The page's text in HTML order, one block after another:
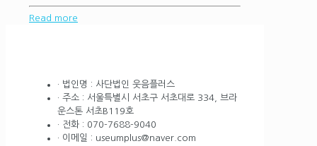
Read more
· 법인명 : 사단법인 웃음플러스
· 주소 : 서울특별시 서초구 서초대로 334, 브라
운스톤 서초B119호
· 전화 : 070-7688-9040
· 이메일 : useumplus@naver.com